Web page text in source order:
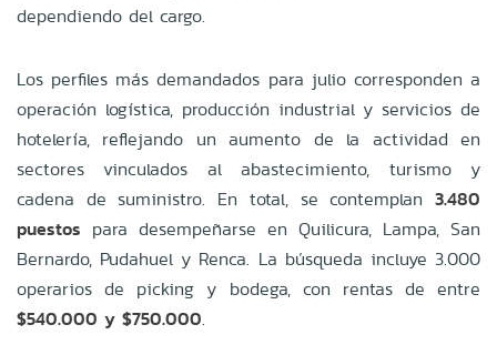
dependiendo del cargo.
Los perfiles más demandados para julio corresponden a
operación logística, producción industrial y servicios de
hotelería, reflejando un aumento de la actividad en
sectores vinculados al abastecimiento, turismo y
cadena de suministro. En total, se contemplan 3.480
puestos para desempeñarse en Quilicura, Lampa, San
Bernardo, Pudahuel y Renca. La búsqueda incluye 3.000
operarios de picking y bodega, con rentas de entre
$540.000 y $750.000.